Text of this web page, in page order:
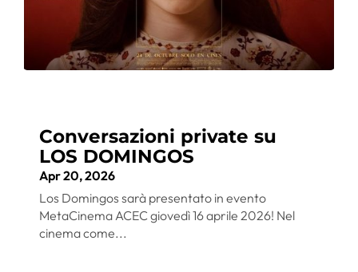
Conversazioni private su
LOS DOMINGOS
Apr 20, 2026
Los Domingos sarà presentato in evento
MetaCinema ACEC giovedì 16 aprile 2026! Nel
cinema come...